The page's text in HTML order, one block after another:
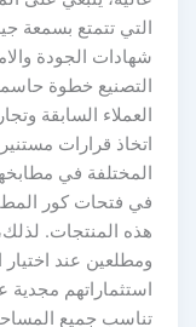
تتمتع بسمعة جيدة
الجودة والامتثال
خطوة حاسمة.
السابقة وتجاربهم
قرارات مستنيرة
في مطابخهم.
فتحات كور المطابخ؛
المنتجات. لذلك، يجب
عند اختيار
مجدية على
جميع المساحات